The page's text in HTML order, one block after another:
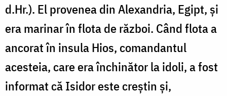
d.Hr.). El provenea din Alexandria, Egipt, și
era marinar în flota de război. Când flota a
ancorat în insula Hios, comandantul
acesteia, care era închinător la idoli, a fost
informat că Isidor este creștin și,